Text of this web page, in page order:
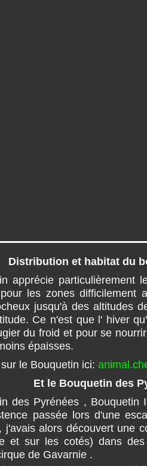
Distribution et habitat du
apprécie particulièrement
les zones difficilement
jusqu'à des altitudes
Ce n'est que l' hiver
du froid et pour se
épaisses.
le Bouquetin ici:
Et le Bouquetin des
des Pyrénées , Bouquetin
passée lors d'une
j'avais alors découvert une
et sur les cotés) dans
de Gavarnie .